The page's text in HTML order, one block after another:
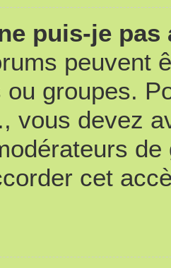
puis-je
peuvent
ou groupes.
vous devez
cet